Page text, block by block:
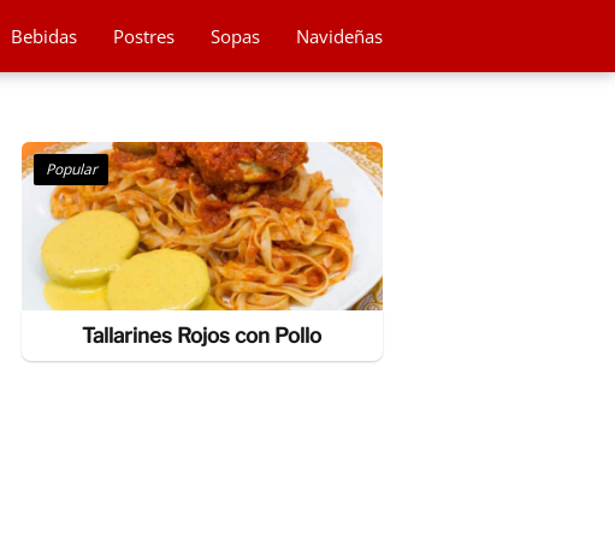
Bebidas Postres Sopas Navideñas
Popular
Tallarines Rojos con Pollo